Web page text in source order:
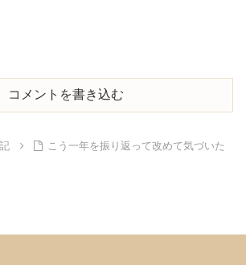
コメントを書き込む
こう一年を振り返って改めて気づいた